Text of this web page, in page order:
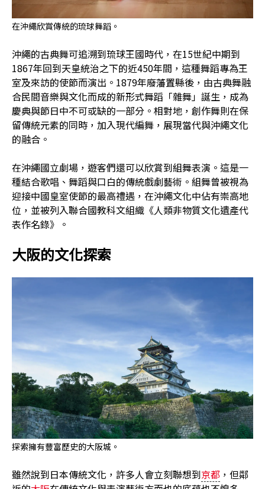
在沖繩欣賞傳統的琉球舞蹈。
沖繩的古典舞可追溯到琉球王國時代，在15世紀中期到
1867年回到天皇統治之下的近450年間，這種舞蹈專為王
室及來訪的使節而演出。1879年廢藩置縣後，由古典舞融
合民間音樂與文化而成的新形式舞蹈「雜舞」誕生，成為
慶典與節日中不可或缺的一部分。相對地，創作舞則在保
留傳統元素的同時，加入現代編舞，展現當代與沖繩文化
的融合。
在沖繩國立劇場，遊客們還可以欣賞到組舞表演。這是一
種結合歌唱、舞蹈與口白的傳統戲劇藝術。組舞曾被視為
迎接中國皇室使節的最高禮遇，在沖繩文化中佔有崇高地
位，並被列入聯合國教科文組織《人類非物質文化遺產代
表作名錄》。
大阪的文化探索
探索擁有豐富歷史的大阪城。
雖然說到日本傳統文化，許多人會立刻聯想到京都，但鄰